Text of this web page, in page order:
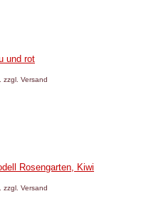
und rot
zzgl. Versand
Rosengarten, Kiwi
zzgl. Versand